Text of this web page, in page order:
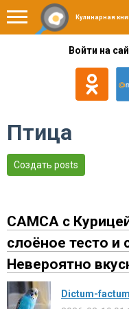
Кулинарная
Войти на
Птица
Создать posts
САМСА с
слоёное тесто и
Невероятно
Dictum-factum